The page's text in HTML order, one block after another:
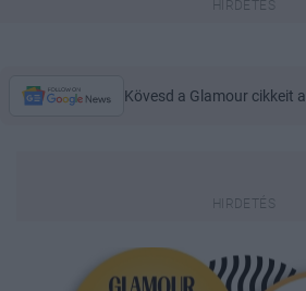
Kövesd a Glamour cikkeit a